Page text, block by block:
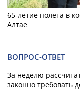
65-летие полета в
Алтае
ВОПРОС-ОТВЕТ
За неделю
законно требовать